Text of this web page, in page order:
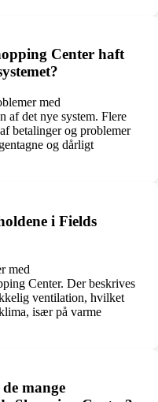
Center haft
med
af det nye system. Flere
betalinger og problemer
og dårligt
i Fields
med
Center. Der beskrives
ventilation, hvilket
især på varme
mange